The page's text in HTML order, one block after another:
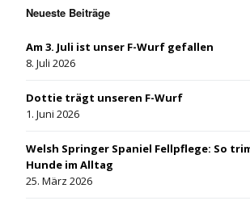
Neueste Beiträge
Am 3. Juli ist unser F-Wurf gefallen
8. Juli 2026
Dottie trägt unseren F-Wurf
1. Juni 2026
Welsh Springer Spaniel Fellpflege: So
Hunde im Alltag
25. März 2026